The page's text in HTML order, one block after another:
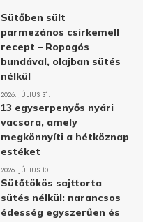
Sütőben sült
parmezános csirkemell
recept – Ropogós
bundával, olajban sütés
nélkül
2026. JÚLIUS 31.
13 egyserpenyős nyári
vacsora, amely
megkönnyíti a hétköznap
estéket
2026. JÚLIUS 10.
Sütőtökös sajttorta
sütés nélkül: narancsos
édesség egyszerűen és